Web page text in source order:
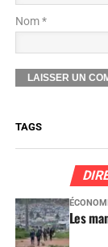
Nom *
TAGS
Les